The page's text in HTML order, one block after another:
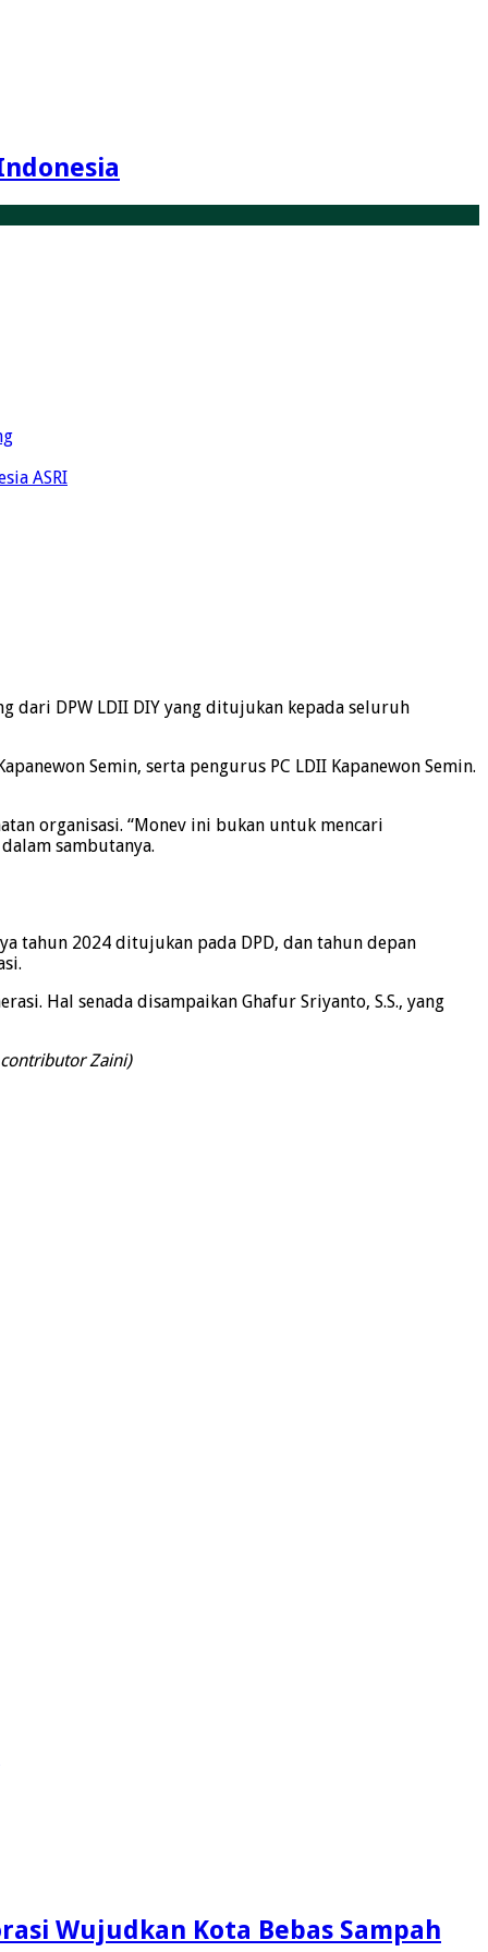
ASRI
dari DPW LDII DIY yang ditujukan kepada seluruh
Semin, serta pengurus PC LDII Kapanewon Semin.
organisasi. “Monev ini bukan untuk mencari
sambutanya.
tahun 2024 ditujukan pada DPD, dan tahun depan
Hal senada disampaikan Ghafur Sriyanto, S.S., yang
Zaini)
Wujudkan Kota Bebas Sampah